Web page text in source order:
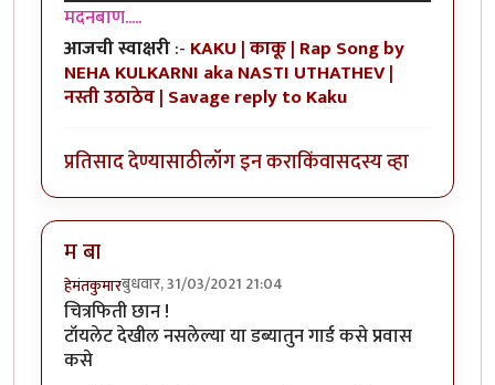
मदनबाण.....
आजची स्वाक्षरी:- KAKU | काकू | Rap Song by
NEHA KULKARNI aka NASTI UTHATHEV |
नस्ती उठाठेव | Savage reply to Kaku
प्रतिसाद देण्यासाठीलॉग इन कराकिंवासदस्य व्हा
म बा
हेमंतकुमारबुधवार, 31/03/2021 21:04
चित्रफिती छान !
टॉयलेट देखील नसलेल्या या डब्यातुन गार्ड कसे प्रवास
कसे